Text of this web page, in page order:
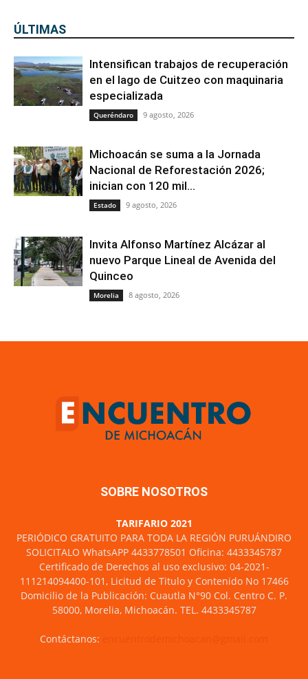
ÚLTIMAS
Intensifican trabajos de recuperación
en el lago de Cuitzeo con maquinaria
especializada
Queréndaro 9 agosto, 2026
Michoacán se suma a la Jornada
Nacional de Reforestación 2026;
inician con 120 mil...
Estado 9 agosto, 2026
Invita Alfonso Martínez Alcázar al
nuevo Parque Lineal de Avenida del
Quinceo
Morelia 8 agosto, 2026
SOBRE NOSOTROS
TARIFARIO 2021
PERIÓDICO GRATUITO PARA TODA LA REGIÓN PURUÁNDIRO
SOLICITALO WhatsAPP 4433778501 Oficina: 4433345787
Certificado de Derechos al uso exclusivo: 04-2021-
111214094400-101, Licitud de Titulo y Contenido No 17466
Domicilio de la Publicación: Cuautla N°90 Col. Centro C. P.
58000, Morelia, Michoacán. TEL. 4433345787
Contáctanos: